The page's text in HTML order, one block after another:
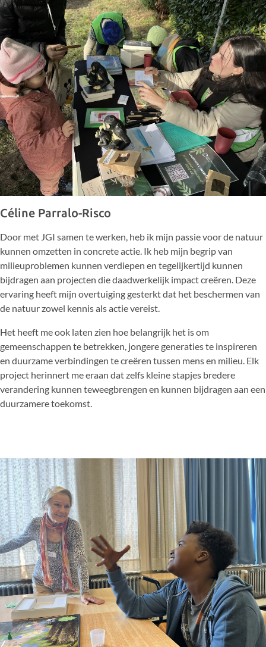
Céline Parralo-Risco
Door met JGI samen te werken, heb ik mijn passie voor de natuur
kunnen omzetten in concrete actie. Ik heb mijn begrip van
milieuproblemen kunnen verdiepen en tegelijkertijd kunnen
bijdragen aan projecten die daadwerkelijk impact creëren. Deze
ervaring heeft mijn overtuiging gesterkt dat het beschermen van
de natuur zowel kennis als actie vereist.
Het heeft me ook laten zien hoe belangrijk het is om
gemeenschappen te betrekken, jongere generaties te inspireren
en duurzame verbindingen te creëren tussen mens en milieu. Elk
project herinnert me eraan dat zelfs kleine stapjes bredere
verandering kunnen teweegbrengen en kunnen bijdragen aan een
duurzamere toekomst.